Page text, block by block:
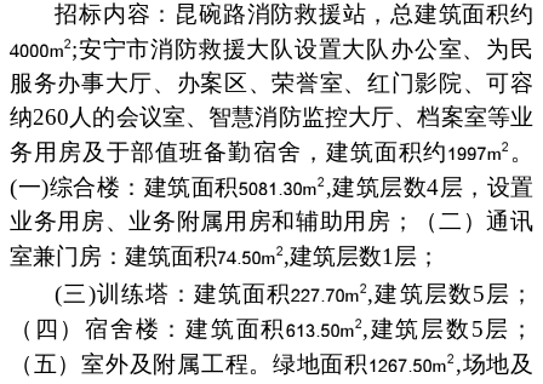
招标内容：昆碗路消防救援站，总建筑面积约
;安宁市消防救援大队设置大队办公室、为民
服务办事大厅、办案区、荣誉室、红门影院、可容
纳260人的会议室、智慧消防监控大厅、档案室等业
务用房及于部值班备勤宿舍，建筑面积约
。
(一)综合楼：建筑面积
,建筑层数4层，设置
业务用房、业务附属用房和辅助用房；（二）通讯
室兼门房：建筑面积
,建筑层数1层；
(三)训练塔：建筑面积
,建筑层数5层；
（四）宿舍楼：建筑面积
,建筑层数5层；
（五）室外及附属工程。绿地面积
,场地及